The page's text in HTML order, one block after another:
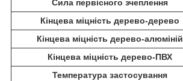
Сила первісного зчеплення
Кінцева міцність дерево-дерево
Кінцева міцність дерево-алюміній
Кінцева міцність дерево-ПВХ
Температура застосування